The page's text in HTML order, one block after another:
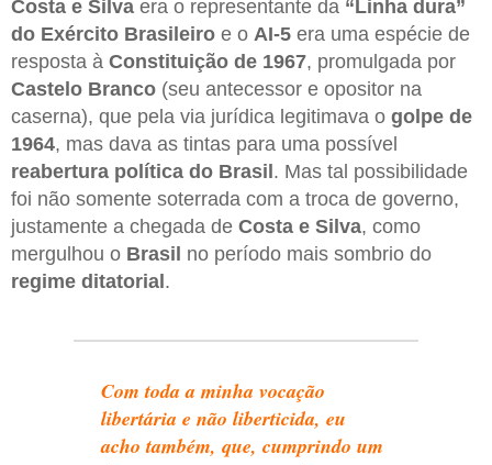
Costa e Silva era o representante da “Linha dura”
do Exército Brasileiro e o AI-5 era uma espécie de
resposta à Constituição de 1967, promulgada por
Castelo Branco (seu antecessor e opositor na
caserna), que pela via jurídica legitimava o golpe de
1964, mas dava as tintas para uma possível
reabertura política do Brasil . Mas tal possibilidade
foi não somente soterrada com a troca de governo,
justamente a chegada de Costa e Silva, como
mergulhou o Brasil no período mais sombrio do
regime ditatorial .
Com toda a minha vocação
libertária e não liberticida, eu
acho também, que, cumprindo um